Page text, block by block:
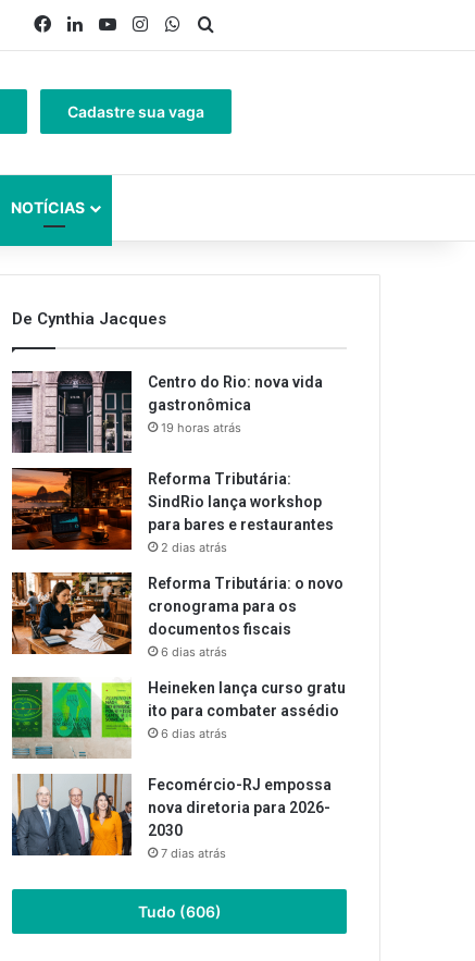
Facebook
LinkedinYouTubeInstagramWhatsApp
Cadastre sua vaga
NOTÍCIAS
De Cynthia Jacques
Centro do Rio: nova vida
gastronômica
19 horas atrás
Reforma Tributária:
SindRio lança workshop
para bares e restaurantes
2 dias atrás
Reforma Tributária: o novo
cronograma para os
documentos fiscais
6 dias atrás
Heineken lança curso gratu
ito para combater assédio
6 dias atrás
Fecomércio-RJ empossa
nova diretoria para 2026-
2030
7 dias atrás
Tudo (606)